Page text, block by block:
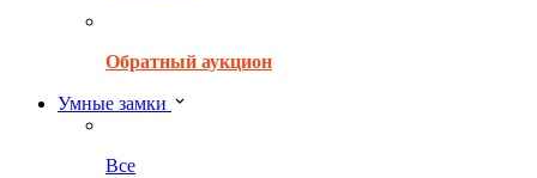
Обратный аукцион
Умные замки
Все